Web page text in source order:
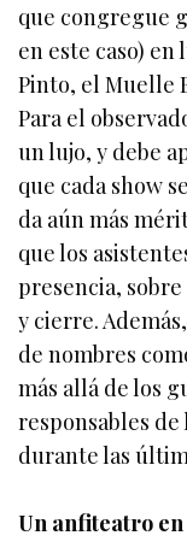
que congregue
en este caso) en
Pinto, el Muelle
Para el
un lujo, y debe
que cada show
da aún más
que los
presencia,
y cierre.
de nombres
más allá de los
responsables de
durante las
Un anfiteatro